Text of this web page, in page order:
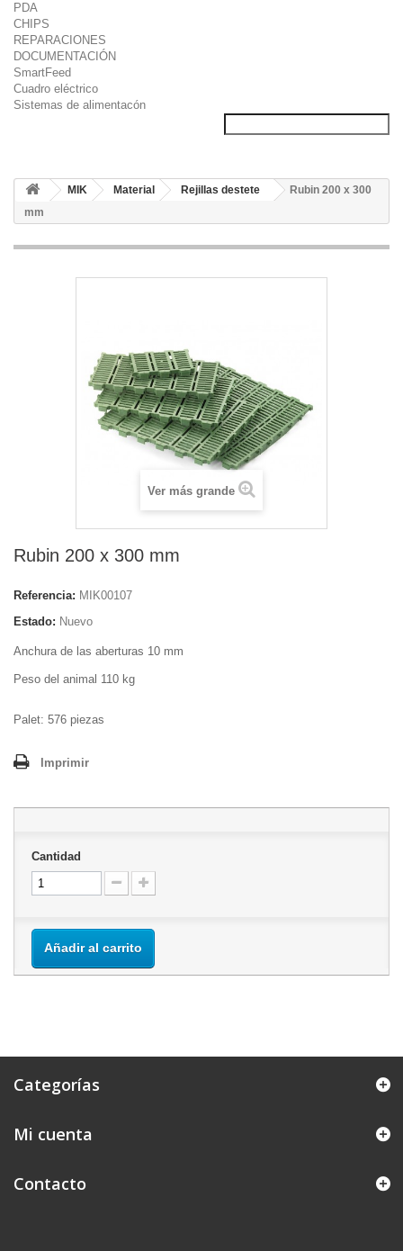
PDA
CHIPS
REPARACIONES
DOCUMENTACIÓN
SmartFeed
Cuadro eléctrico
Sistemas de alimentacón
MIK Material Rejillas destete
Rubin 200 x 300
mm
Ver más grande
Rubin 200 x 300 mm
Referencia: MIK00107
Estado: Nuevo
Anchura de las aberturas 10 mm
Peso del animal 110 kg
Palet: 576 piezas
Imprimir
Cantidad
Añadir al carrito
Categorías
Mi cuenta
Contacto